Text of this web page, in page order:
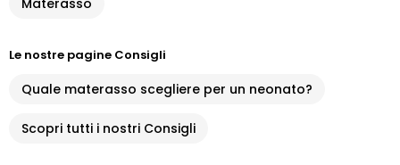
Materasso
Le nostre pagine Consigli
Quale materasso scegliere per un neonato?
Scopri tutti i nostri Consigli